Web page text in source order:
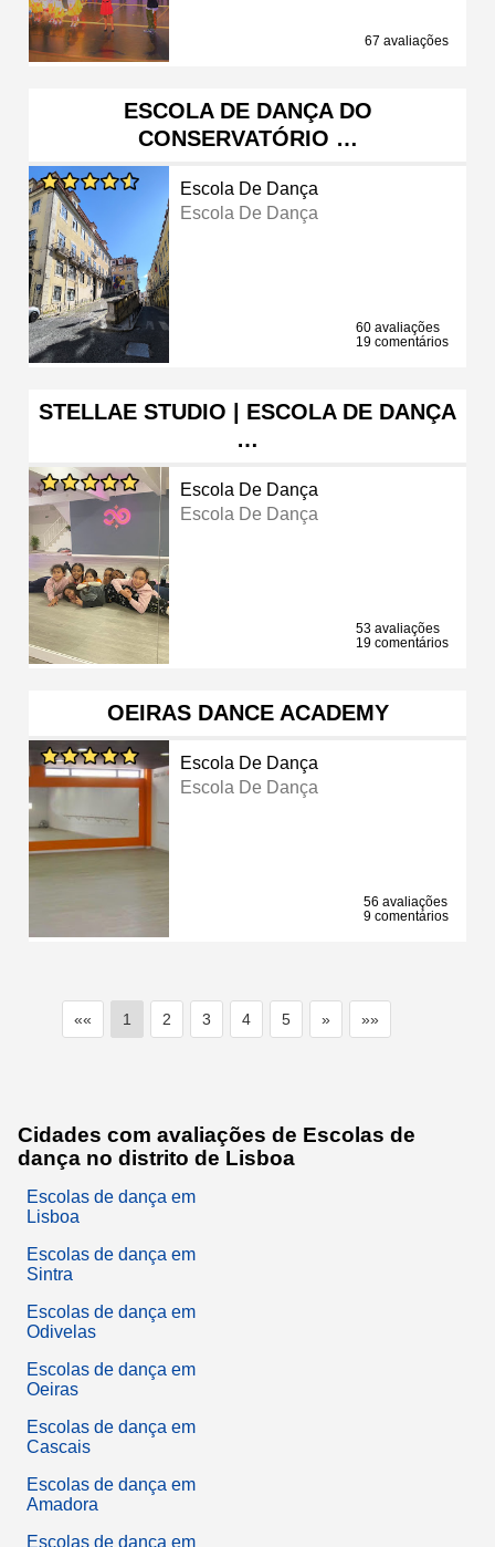
67 avaliações
ESCOLA DE DANÇA DO
CONSERVATÓRIO …
Escola De Dança
Escola De Dança
60 avaliações
19 comentários
STELLAE STUDIO | ESCOLA DE DANÇA
…
Escola De Dança
Escola De Dança
53 avaliações
19 comentários
OEIRAS DANCE ACADEMY
Escola De Dança
Escola De Dança
56 avaliações
9 comentários
«« 1 2 3 4 5 » »»
Cidades com avaliações de Escolas de
dança no distrito de Lisboa
Escolas de dança em
Lisboa
Escolas de dança em
Sintra
Escolas de dança em
Odivelas
Escolas de dança em
Oeiras
Escolas de dança em
Cascais
Escolas de dança em
Amadora
Escolas de dança em